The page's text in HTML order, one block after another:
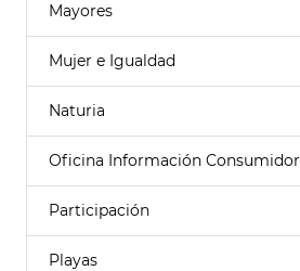
Mayores
Mujer e Igualdad
Naturia
Oficina Información Consumidor
Participación
Playas